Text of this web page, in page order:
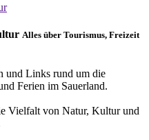
Alles über Tourismus, Freizeit
und Links rund um die
Ferien im Sauerland.
Vielfalt von Natur, Kultur und